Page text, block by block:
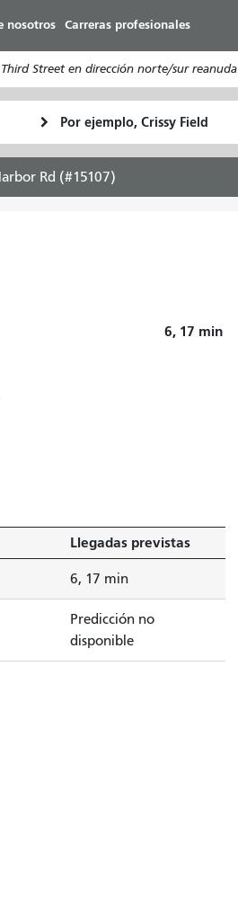
al
contenido
principal
nosotros Carreras profesionales
Street en dirección norte/sur
Cómo
quiero
Rd (#15107)
6, 17 min
Llegadas previstas
6, 17 min
Predicción no
disponible